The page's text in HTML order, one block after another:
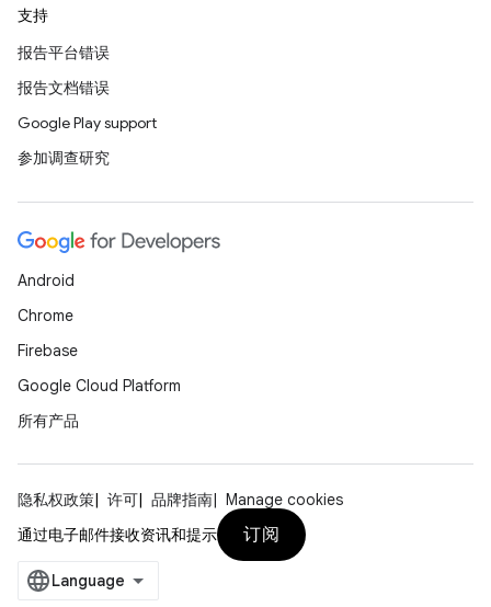
支持
报告平台错误
报告文档错误
Google Play support
参加调查研究
Android
Chrome
Firebase
Google Cloud Platform
所有产品
隐私权政策 许可 品牌指南
Manage cookies
通过电子邮件接收资讯和提示
订阅